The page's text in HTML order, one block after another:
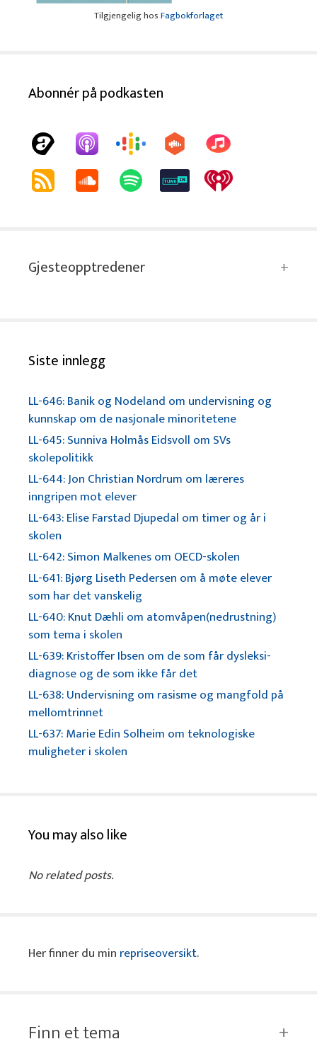
Tilgjengelig hosFagbokforlaget
Abonnér på podkasten
Gjesteopptredener
Siste innlegg
LL-646: Banik og Nodeland om undervisning og
kunnskap om de nasjonale minoritetene
LL-645: Sunniva Holmås Eidsvoll om SVs
skolepolitikk
LL-644: Jon Christian Nordrum om læreres
inngripen mot elever
LL-643: Elise Farstad Djupedal om timer og år i
skolen
LL-642: Simon Malkenes om OECD-skolen
LL-641: Bjørg Liseth Pedersen om å møte elever
som har det vanskelig
LL-640: Knut Dæhli om atomvåpen(nedrustning)
som tema i skolen
LL-639: Kristoffer Ibsen om de som får dysleksi-
diagnose og de som ikke får det
LL-638: Undervisning om rasisme og mangfold på
mellomtrinnet
LL-637: Marie Edin Solheim om teknologiske
muligheter i skolen
You may also like
No related posts.
Her finner du min repriseoversikt.
Finn et tema